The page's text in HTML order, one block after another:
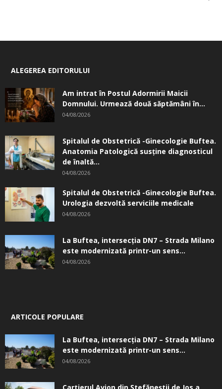
ALEGEREA EDITORULUI
Am intrat în Postul Adormirii Maicii
Domnului. Urmează două săptămâni în...
04/08/2026
Spitalul de Obstetrică -Ginecologie Buftea.
Anatomia Patologică susţine diagnosticul
de înaltă...
04/08/2026
Spitalul de Obstetrică -Ginecologie Buftea.
Urologia dezvoltă serviciile medicale
04/08/2026
La Buftea, intersecţia DN7 – Strada Milano
este modernizată printr-un sens...
04/08/2026
ARTICOLE POPULARE
La Buftea, intersecţia DN7 – Strada Milano
este modernizată printr-un sens...
04/08/2026